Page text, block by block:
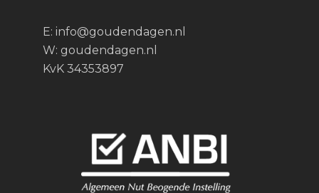
E: info@goudendagen.nl
W: goudendagen.nl
KvK 34353897